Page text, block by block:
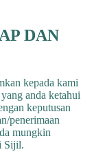
DAN
kepada kami
anda ketahui
keputusan
penerimaan
mungkin
Sijil.